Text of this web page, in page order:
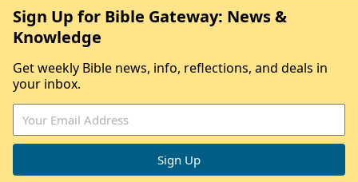
Sign Up for Bible Gateway: News &
Knowledge
Get weekly Bible news, info, reflections, and deals in
your inbox.